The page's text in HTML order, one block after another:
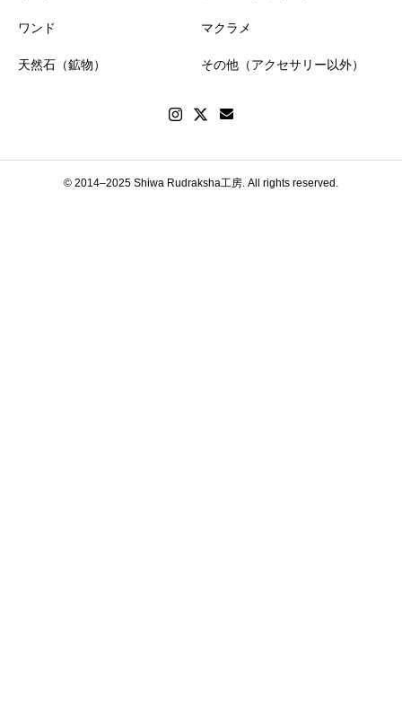
ワンド マクラメ
天然石（鉱物） その他（アクセサリー以外）
© 2014–2025 Shiwa Rudraksha工房. All rights reserved.